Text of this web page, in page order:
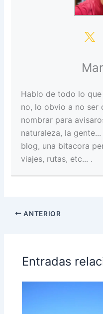
Hablo de todo lo
no, lo obvio a no ser
nombrar para
naturaleza, la
blog, una bitacora
viajes, rutas, etc... .
ANTERIOR
Entradas